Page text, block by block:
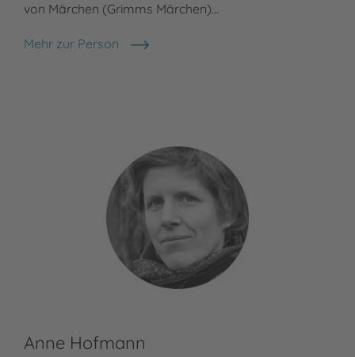
von Märchen (Grimms Märchen)…
Mehr zur Person
Brüder Grimm
Anne Hofmann